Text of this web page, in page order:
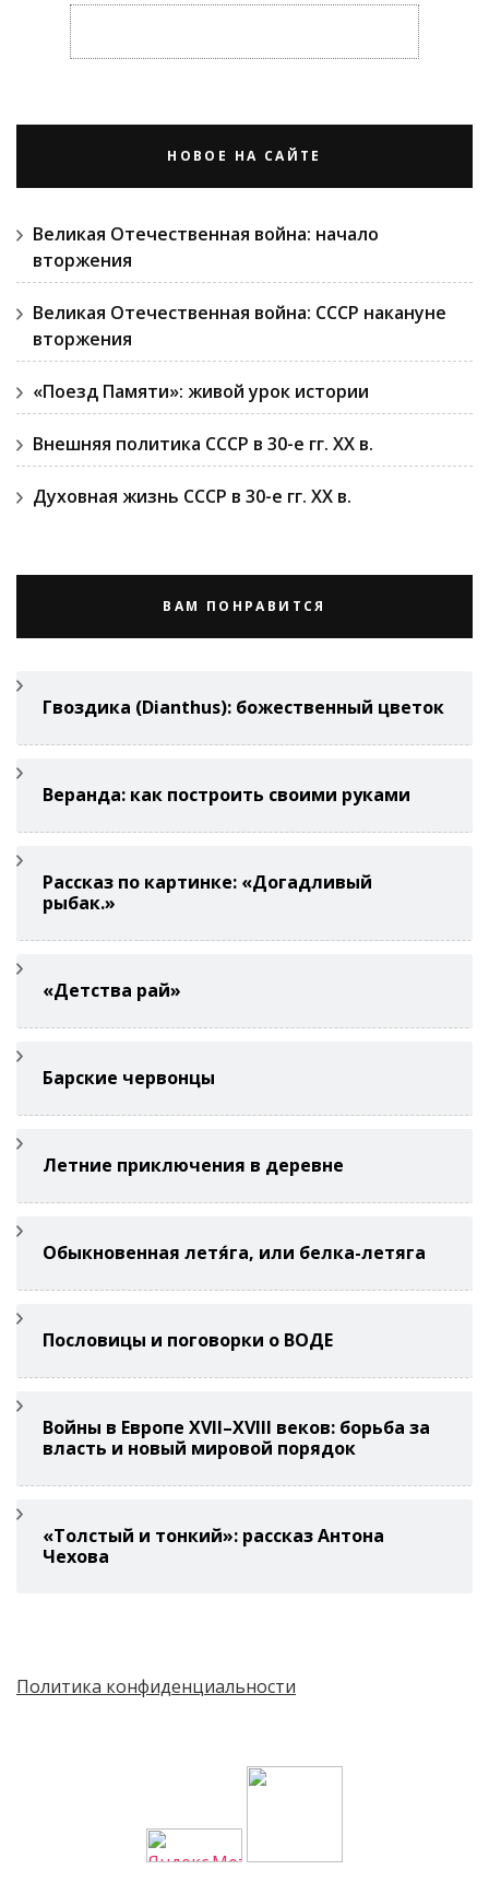
НОВОЕ НА САЙТЕ
Великая Отечественная война: начало
вторжения
Великая Отечественная война: СССР накануне
вторжения
«Поезд Памяти»: живой урок истории
Внешняя политика СССР в 30-е гг. ХХ в.
Духовная жизнь СССР в 30-е гг. ХХ в.
ВАМ ПОНРАВИТСЯ
Гвоздикa (Di­anthus): божественный цветок
Веранда: как построить своими руками
Рассказ по картинке: «Догадливый
рыбак.»
«Детства рай»
Барские червонцы
Летние приключения в деревне
Обыкновенная летя́га, или белка-летяга
Пословицы и поговорки о ВОДЕ
Войны в Европе XVII–XVIII веков: борьба за
власть и новый мировой порядок
«Толстый и тонкий»: рассказ Антона
Чехова
Политика конфиденциальности